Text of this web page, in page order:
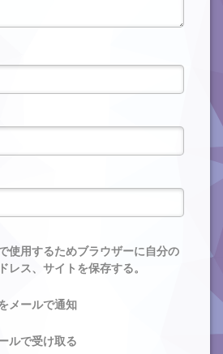
使用するためブラウザーに自分の
レス、サイトを保存する。
メールで通知
ルで受け取る